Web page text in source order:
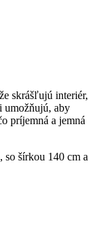
skrášľujú interiér,
umožňujú, aby
príjemná a jemná
so šírkou 140 cm a